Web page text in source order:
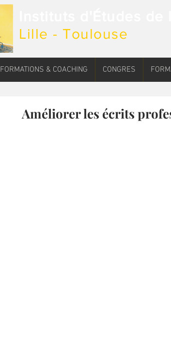
Lille - Toulouse
FORMATIONS & COACHING CONGRES
Améliorer les écrits